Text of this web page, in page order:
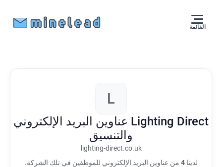
القائمة
L
Lighting Direct عناوين البريد الإلكتروني
والتنسيق
lighting-direct.co.uk
لدينا4 من عناوين البريد الإلكتروني للموظفين في تلك الشركة.